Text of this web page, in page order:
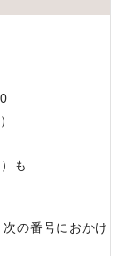
ついて
ご提供方法変更に
て
も
の番号におかけ